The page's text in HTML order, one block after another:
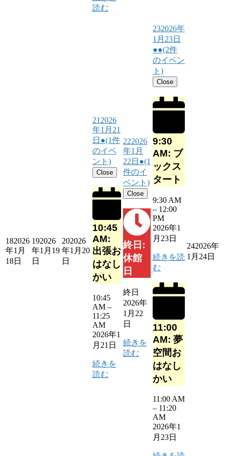
読む
182026
年1月
18日
192026
年1月19
日
202026
年1月20
日
21 2026
年1月21
日 ●(1件
のイベ
ント)
Close
10:45
AM:
出張お
はなし
かい
10:45
AM –
11:25
AM
2026年1
月21日
続きを
読む
222026
年1月
22日 ●(1
件のイ
ベント)
Close
終日:
休館
日
終日
2026年
1月22
日
続きを
読む
232026年
1月23日
●●(2件
のイベン
ト)
Close
9:30
AM: ブ
ックス
タート
9:30 AM
– 12:00
PM
2026年1
月23日
続きを読
む
11:00
AM: 夢
空間お
はなし
かい
11:00 AM
– 11:20
AM
2026年1
月23日
242026年
1月24日